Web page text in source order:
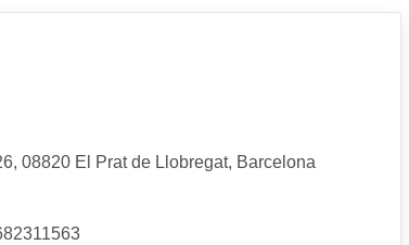
08820 El Prat de Llobregat, Barcelona